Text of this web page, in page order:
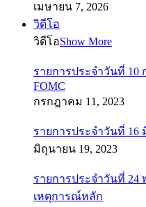
เมษายน 7, 2026
วิดีโอ
วิดีโอShow More
รายการประจำวันที่
FOMC
กรกฎาคม 11, 2023
รายการประจำวันที่ 16
มิถุนายน 19, 2023
รายการประจำวันที่ 24
เหตุการณ์หลัก